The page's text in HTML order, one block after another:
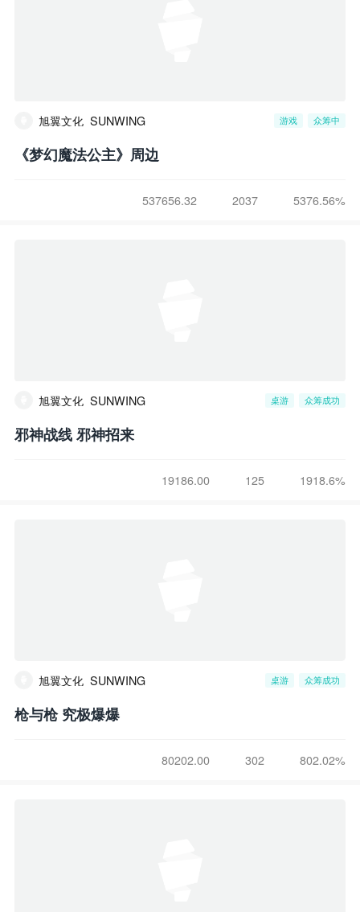
旭翼文化_SUNWING 游戏 众筹中
《梦幻魔法公主》周边
537656.32 2037 5376.56%
旭翼文化_SUNWING 桌游 众筹成功
邪神战线 邪神招来
19186.00 125 1918.6%
旭翼文化_SUNWING 桌游 众筹成功
枪与枪 究极爆爆
80202.00 302 802.02%